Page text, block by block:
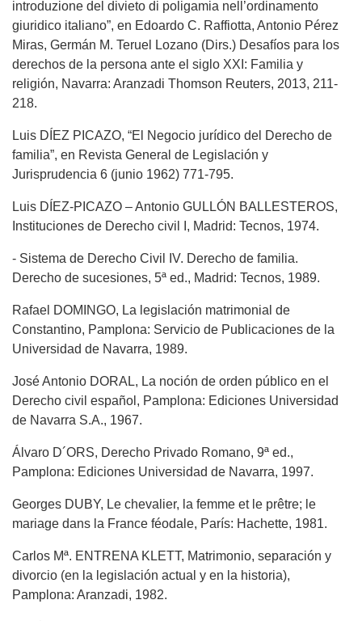
introduzione del divieto di poligamia nell’ordinamento
giuridico italiano”, en Edoardo C. Raffiotta, Antonio Pérez
Miras, Germán M. Teruel Lozano (Dirs.) Desafíos para los
derechos de la persona ante el siglo XXI: Familia y
religión, Navarra: Aranzadi Thomson Reuters, 2013, 211-
218.
Luis DÍEZ PICAZO, “El Negocio jurídico del Derecho de
familia”, en Revista General de Legislación y
Jurisprudencia 6 (junio 1962) 771-795.
Luis DÍEZ-PICAZO – Antonio GULLÓN BALLESTEROS,
Instituciones de Derecho civil I, Madrid: Tecnos, 1974.
- Sistema de Derecho Civil IV. Derecho de familia.
Derecho de sucesiones, 5ª ed., Madrid: Tecnos, 1989.
Rafael DOMINGO, La legislación matrimonial de
Constantino, Pamplona: Servicio de Publicaciones de la
Universidad de Navarra, 1989.
José Antonio DORAL, La noción de orden público en el
Derecho civil español, Pamplona: Ediciones Universidad
de Navarra S.A., 1967.
Álvaro D´ORS, Derecho Privado Romano, 9ª ed.,
Pamplona: Ediciones Universidad de Navarra, 1997.
Georges DUBY, Le chevalier, la femme et le prêtre; le
mariage dans la France féodale, París: Hachette, 1981.
Carlos Mª. ENTRENA KLETT, Matrimonio, separación y
divorcio (en la legislación actual y en la historia),
Pamplona: Aranzadi, 1982.